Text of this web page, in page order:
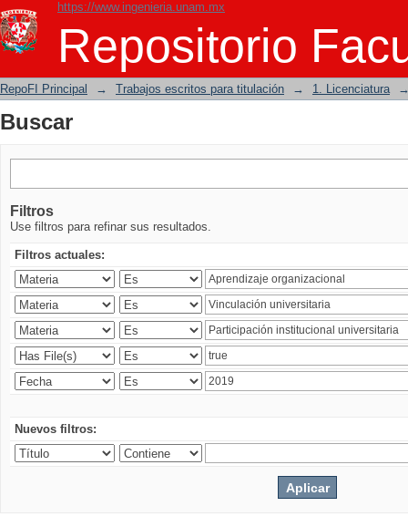
https://www.ingenieria.unam.mx
Repositorio
Buscar
RepoFI Principal → Trabajos escritos para titulación → 1. Licenciatura
Buscar
Filtros
Use filtros para refinar sus resultados.
Filtros actuales:
Nuevos filtros: